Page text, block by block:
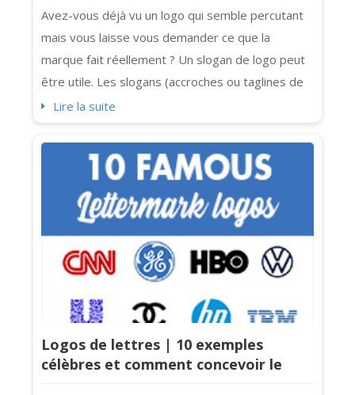
Avez-vous déjà vu un logo qui semble percutant
mais vous laisse vous demander ce que la
marque fait réellement ? Un slogan de logo peut
être utile. Les slogans (accroches ou taglines de
logo) ajoutent de la clarté et de la personnalité
Cependant, tous les logos n'en ont pas besoin.
Parfois, une accroche embrouille simplement le
message ou encombre le design. Si ...
Lire la suite
Logos de lettres | 10 exemples
célèbres et comment concevoir le
vôtre pour votre entreprise